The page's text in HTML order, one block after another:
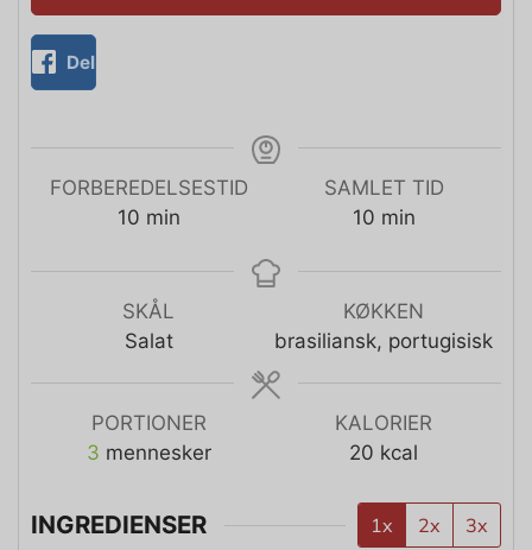
Del
FORBEREDELSESTID
10 min
SAMLET TID
10 min
SKÅL
Salat
KØKKEN
brasiliansk, portugisisk
PORTIONER
3 mennesker
KALORIER
20 kcal
INGREDIENSER 1x 2x 3x